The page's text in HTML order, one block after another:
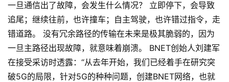
一旦通信出了故障，会发生什么情况？ 立即停下，会导致
追尾；继续往前，也许撞车；自主驾驶，也许错过指令，走
错道路。 没有冗余路径的传输在未来是极其脆弱的，因为
一旦主路径出现故障，就意味着崩溃。 BNET创始人刘建军
在接受采访时透露：“从去年开始，我们已经着手在研究突
破5G的局限，针对5G的种种问题，创建BNET网络，也就